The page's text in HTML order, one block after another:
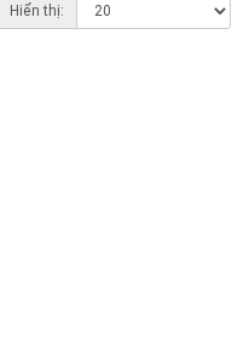
Hiển thị: